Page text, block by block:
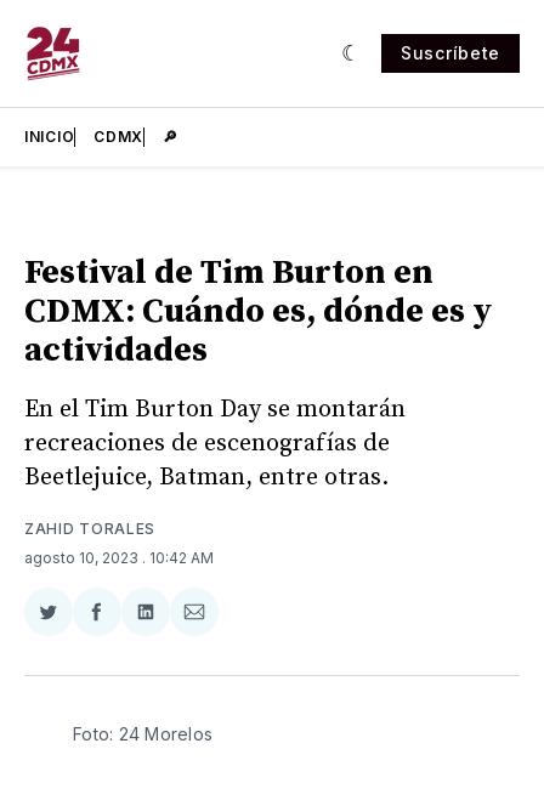
Suscríbete
INICIO CDMX 🔎
Festival de Tim Burton en
CDMX: Cuándo es, dónde es y
actividades
En el Tim Burton Day se montarán
recreaciones de escenografías de
Beetlejuice, Batman, entre otras.
ZAHID TORALES
agosto 10, 2023 . 10:42 AM
Compartir
Twitter
Compartir
Facebook
Compartir
LinkedIn
Compartir
Email
Foto: 24 Morelos